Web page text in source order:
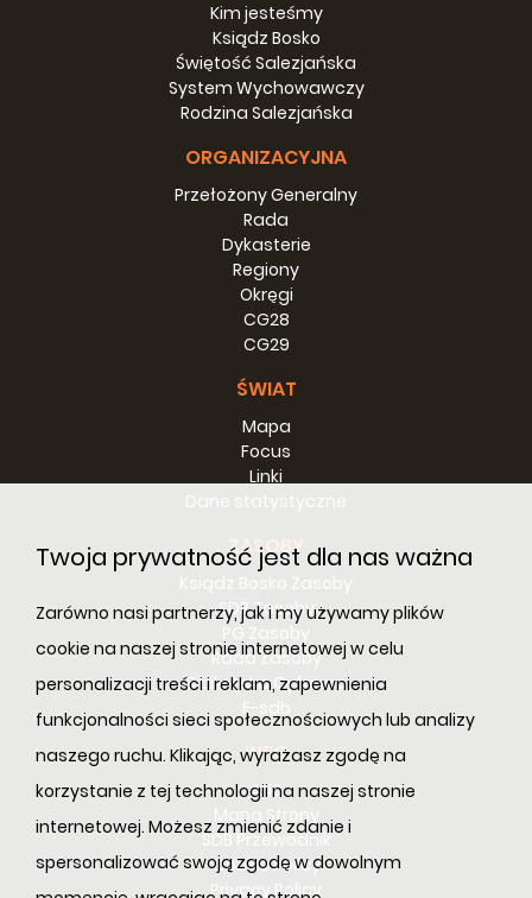
Twoja prywatność jest dla nas ważna
Zarówno nasi partnerzy, jak i my używamy plików
cookie na naszej stronie internetowej w celu
personalizacji treści i reklam, zapewnienia
funkcjonalności sieci społecznościowych lub analizy
naszego ruchu. Klikając, wyrażasz zgodę na
korzystanie z tej technologii na naszej stronie
internetowej. Możesz zmienić zdanie i
spersonalizować swoją zgodę w dowolnym
Kim jesteśmy
Ksiądz Bosko
Świętość Salezjańska
System Wychowawczy
Rodzina Salezjańska
ORGANIZACYJNA
Przełożony Generalny
Rada
Dykasterie
Regiony
Okręgi
CG28
CG29
ŚWIAT
Mapa
Focus
Linki
ZASOBY
SDB Zasoby
Rada Zasoby
Bibilioteka Cyfrowa
E-sdb
INFO
ANS
Mapa Strony
SDB Przewodnik
Cookie Policy
Privacy Policy